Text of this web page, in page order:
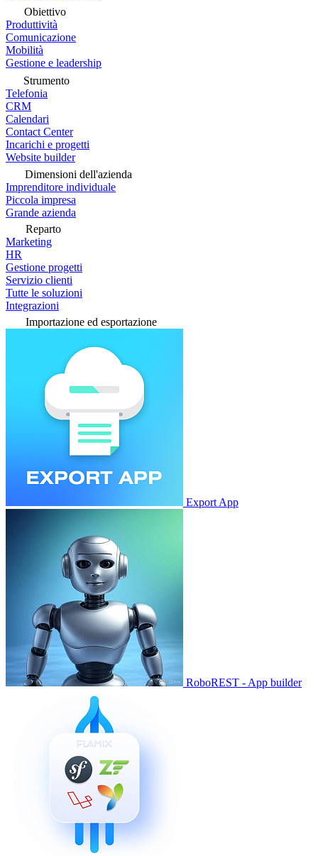
Obiettivo
Produttività
Comunicazione
Mobilità
Gestione e leadership
Strumento
Telefonia
CRM
Calendari
Contact Center
Incarichi e progetti
Website builder
Dimensioni dell'azienda
Imprenditore individuale
Piccola impresa
Grande azienda
Reparto
Marketing
HR
Gestione progetti
Servizio clienti
Tutte le soluzioni
Integrazioni
Importazione ed esportazione
Export App
RoboREST - App builder